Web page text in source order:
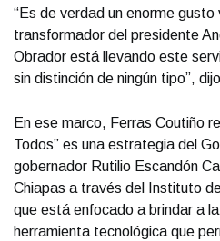
“Es de verdad un enorme
transformador del presidente
Obrador está llevando este
sin distinción de ningún tipo”,
En ese marco, Ferras Coutiño
Todos” es una estrategia del
gobernador Rutilio Escandón
Chiapas a través del Instituto
que está enfocado a brindar a
herramienta tecnológica que